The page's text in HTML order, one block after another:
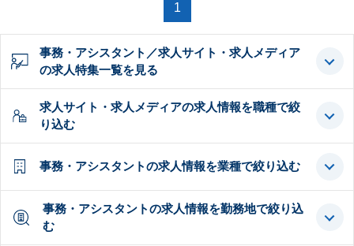
1
事務・アシスタント／求人サイト・求人メディア
の求人特集一覧を見る
求人サイト・求人メディアの求人情報を職種で絞
り込む
事務・アシスタントの求人情報を業種で絞り込む
事務・アシスタントの求人情報を勤務地で絞り込
む